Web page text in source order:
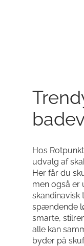
Hos
udvalg af
Her får du
men også er
skandinavisk
spændende
smarte,
alle kan
byder på